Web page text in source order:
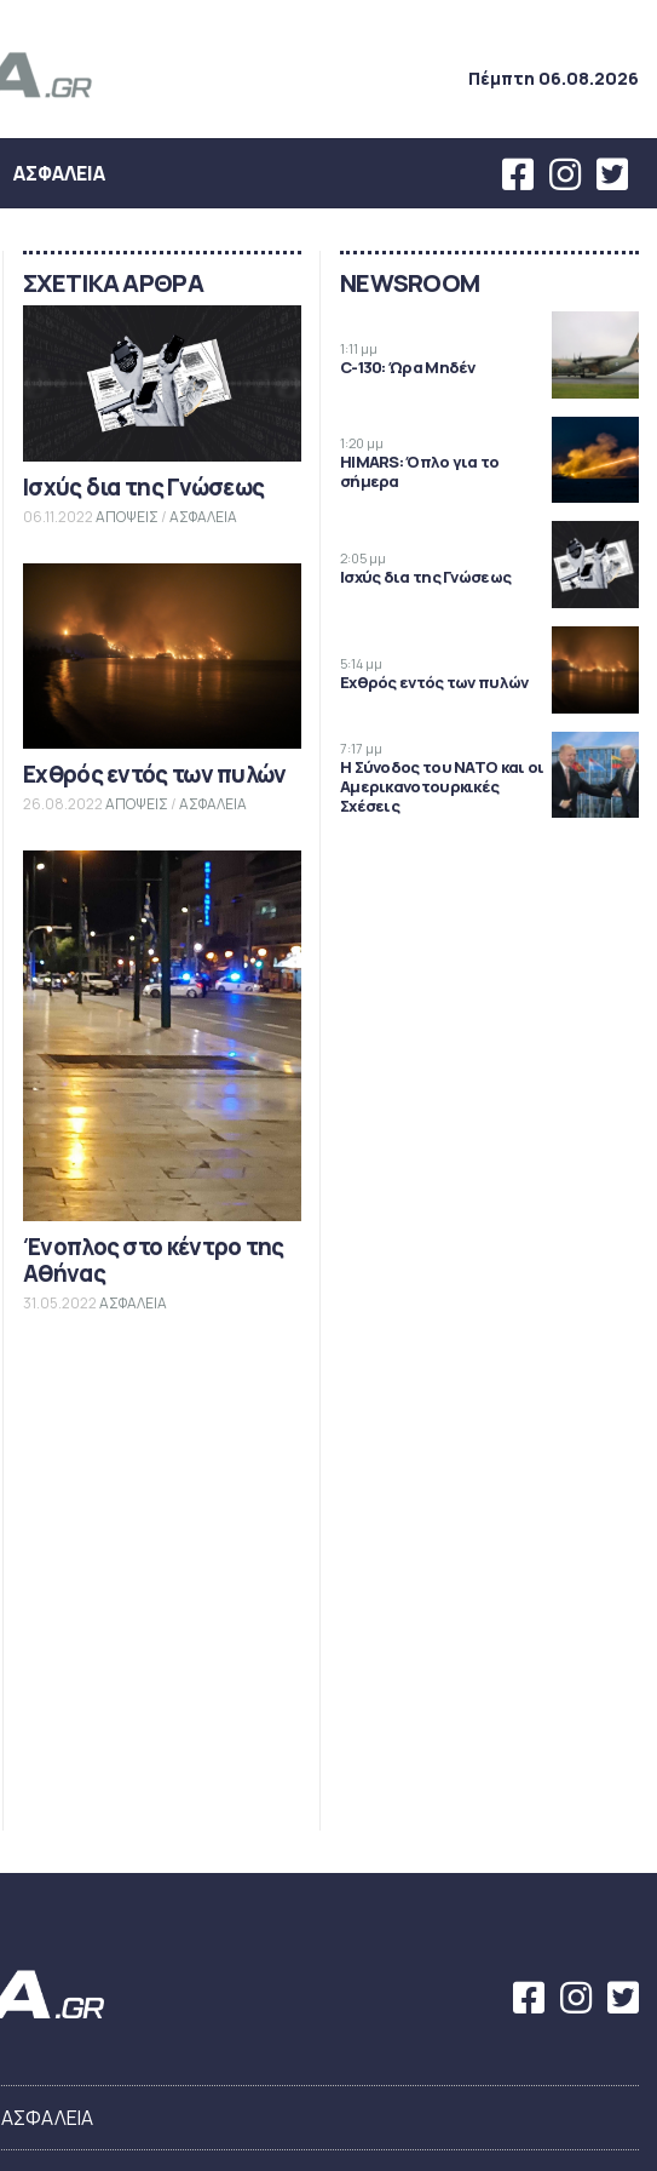
Πέμπτη 06.08.2026
ΑΣΦΑΛΕΙΑ
ΣΧΕΤΙΚΑ ΑΡΘΡΑ
Ισχύς δια της Γνώσεως
06.11.2022ΑΠΟΨΕΙΣ /ΑΣΦΑΛΕΙΑ
Εχθρός εντός των πυλών
26.08.2022ΑΠΟΨΕΙΣ /ΑΣΦΑΛΕΙΑ
Ένοπλος στο κέντρο της
Αθήνας
31.05.2022ΑΣΦΑΛΕΙΑ
NEWSROOM
1:11 μμ
C-130: Ώρα Μηδέν
1:20 μμ
HIMARS: Όπλο για το
σήμερα
2:05 μμ
Ισχύς δια της Γνώσεως
5:14 μμ
Εχθρός εντός των πυλών
7:17 μμ
Η Σύνοδος του ΝΑΤΟ και οι
Αμερικανοτουρκικές
Σχέσεις
ΑΣΦΑΛΕΙΑ